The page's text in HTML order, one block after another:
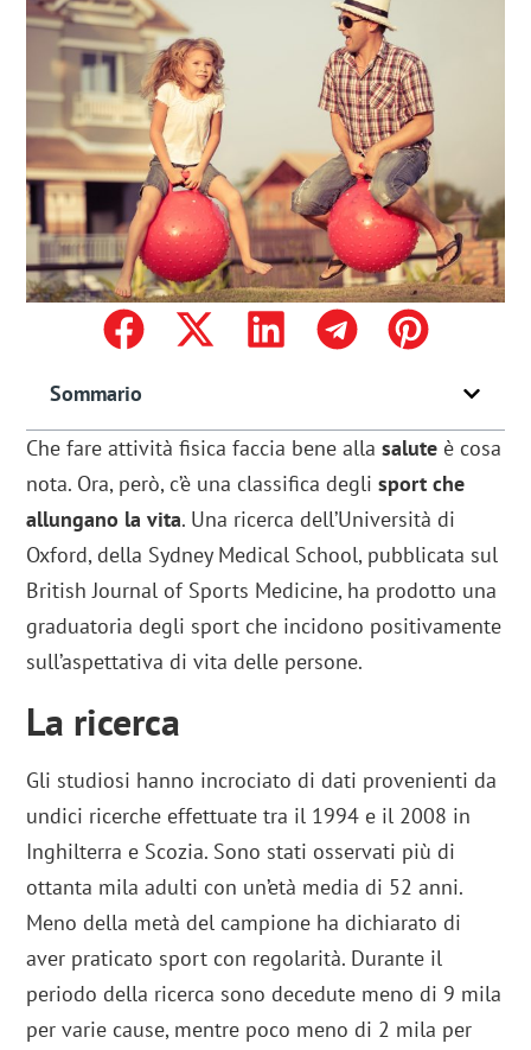
Sommario
Che fare attività fisica faccia bene allasalute è cosa
nota. Ora, però, c’è una classifica deglisport che
allungano la vita. Una ricerca dell’Università di
Oxford, della Sydney Medical School, pubblicata sul
British Journal of Sports Medicine, ha prodotto una
graduatoria degli sport che incidono positivamente
sull’aspettativa di vita delle persone.
La ricerca
Gli studiosi hanno incrociato di dati provenienti da
undici ricerche effettuate tra il 1994 e il 2008 in
Inghilterra e Scozia. Sono stati osservati più di
ottanta mila adulti con un’età media di 52 anni.
Meno della metà del campione ha dichiarato di
aver praticato sport con regolarità. Durante il
periodo della ricerca sono decedute meno di 9 mila
per varie cause, mentre poco meno di 2 mila per